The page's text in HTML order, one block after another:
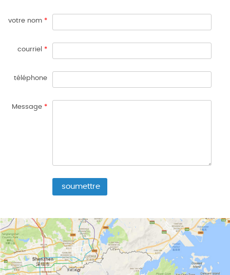
votre nom *
courriel *
téléphone
Message *